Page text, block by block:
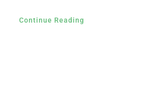
Continue Reading